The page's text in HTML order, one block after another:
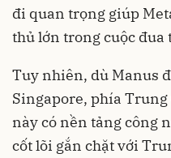
đi quan trọng giúp
thủ lớn trong cuộc đua
Tuy nhiên, dù Manus
Singapore, phía Trung
này có nền tảng công
cốt lõi gắn chặt với